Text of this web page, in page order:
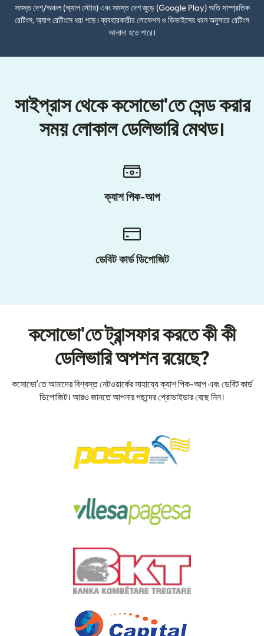
সমস্ত দেশ/অঞ্চল (অ্যাপ স্টোর) এবং সমস্ত দেশ জুড়ে (Google Play) অতি সাম্প্রতিক
রেটিংস, অ্যাপ রেটিংসে ধরা পড়ে। ব্যবহারকারীর লোকেশন ও ডিভাইসের ধরন অনুসারে রেটিংস
আলাদা হতে পারে।
সাইপ্রাস থেকে কসোভো'তে সেন্ড করার
সময় লোকাল ডেলিভারি মেথড।
ক্যাশ পিক-আপ
ডেবিট কার্ড ডিপোজিট
কসোভো'তে ট্রান্সফার করতে কী কী
ডেলিভারি অপশন রয়েছে?
কসোভো'তে আমাদের বিশ্বস্ত নেটওয়ার্কের সাহায্যে ক্যাশ পিক-আপ এবং ডেবিট কার্ড
ডিপোজিট। আরও জানতে আপনার পছন্দের প্রোভাইডার বেছে নিন।